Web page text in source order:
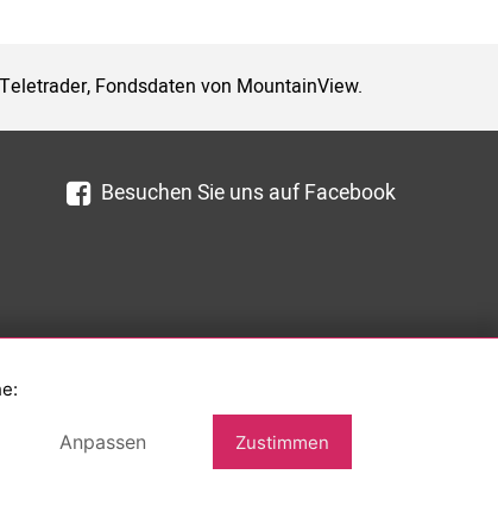
Fondsdaten von MountainView.
Besuchen Sie uns auf Facebook
Anpassen Zustimmen